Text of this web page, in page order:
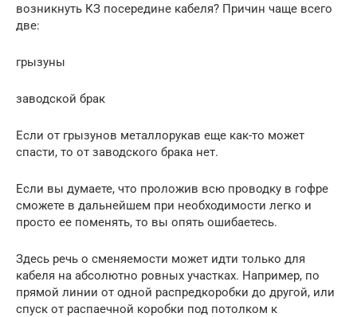
возникнуть КЗ посередине кабеля? Причин чаще всего
две:
грызуны
заводской брак
Если от грызунов металлорукав еще как-то может
спасти, то от заводского брака нет.
Если вы думаете, что проложив всю проводку в гофре
сможете в дальнейшем при необходимости легко и
просто ее поменять, то вы опять ошибаетесь.
Здесь речь о сменяемости может идти только для
кабеля на абсолютно ровных участках. Например, по
прямой линии от одной распредкоробки до другой, или
спуск от распаечной коробки под потолком к